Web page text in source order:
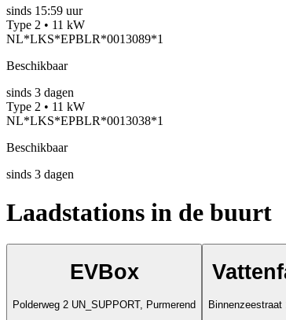
sinds 15:59 uur
Type 2 • 11 kW
NL*LKS*EPBLR*0013089*1
Beschikbaar
sinds 3 dagen
Type 2 • 11 kW
NL*LKS*EPBLR*0013038*1
Beschikbaar
sinds 3 dagen
Laadstations in de buurt
EVBox
Polderweg 2 UN_SUPPORT, Purmerend
Binnenzeestraat